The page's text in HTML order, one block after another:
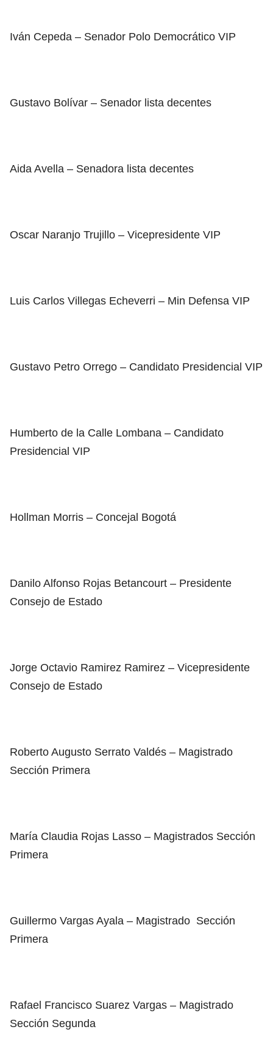
Iván Cepeda – Senador Polo Democrático VIP
Gustavo Bolívar – Senador lista decentes
Aida Avella – Senadora lista decentes
Oscar Naranjo Trujillo – Vicepresidente VIP
Luis Carlos Villegas Echeverri – Min Defensa VIP
Gustavo Petro Orrego – Candidato Presidencial VIP
Humberto de la Calle Lombana – Candidato
Presidencial VIP
Hollman Morris – Concejal Bogotá
Danilo Alfonso Rojas Betancourt – Presidente
Consejo de Estado
Jorge Octavio Ramirez Ramirez – Vicepresidente
Consejo de Estado
Roberto Augusto Serrato Valdés – Magistrado
Sección Primera
María Claudia Rojas Lasso – Magistrados Sección
Primera
Guillermo Vargas Ayala – Magistrado Sección
Primera
Rafael Francisco Suarez Vargas – Magistrado
Sección Segunda